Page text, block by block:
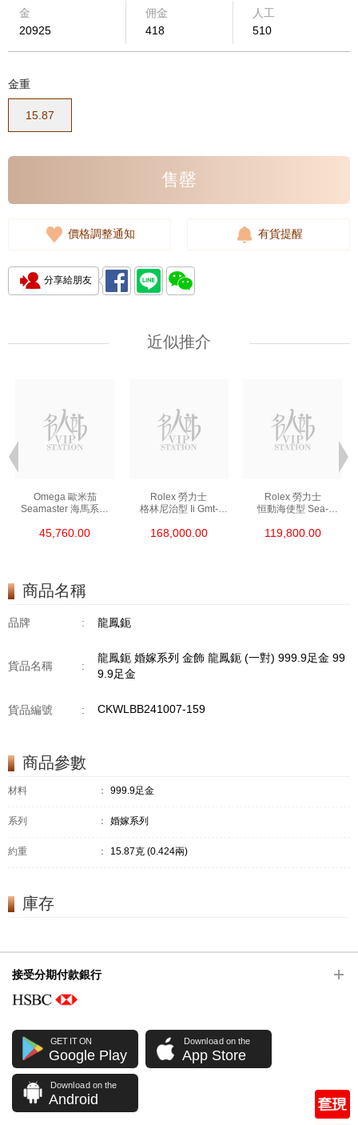
金
20925
佣金
418
人工
510
金重
15.87
售罄
價格調整通知 有貨提醒
分享給朋友
近似推介
Omega 歐米茄
Seamaster 海馬系列
精鋼 Nekton Edition
45,760.00
Rolex 勞力士
格林尼治型 Ii Gmt-
0002 18kt玫瑰金/鋼
168,000.00
Rolex 勞力士
恒動海使型 Sea-
0002 精鋼 單紅
119,800.00
商品名稱
品牌 : 龍鳳鈪
貨品名稱 :
龍鳳鈪 婚嫁系列 金飾 龍鳳鈪 (一對) 999.9足金 99
9.9足金
貨品編號 : CKWLBB241007-159
商品參數
材料 ： 999.9足金
系列 ： 婚嫁系列
約重 ： 15.87克 (0.424兩)
庫存
接受分期付款銀行
GET IT ON
Google Play
Download on the
App Store
Download on the
Android